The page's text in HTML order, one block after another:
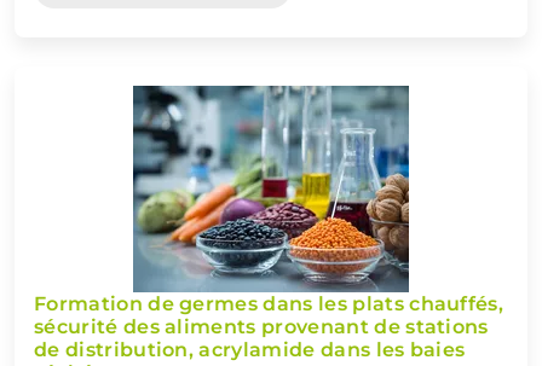
Formation de germes dans les plats chauffés,
sécurité des aliments provenant de stations
de distribution, acrylamide dans les baies